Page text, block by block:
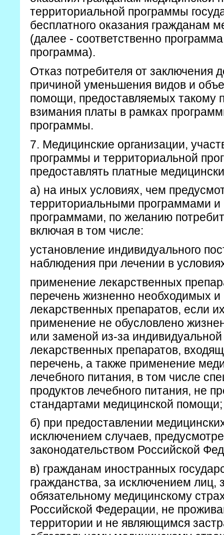
территориальной программы
бесплатного оказания гражданам
(далее - соответственно
программа).
Отказ потребителя от заключения
причиной уменьшения видов и
помощи, предоставляемых такому
взимания платы в рамках
программы.
7. Медицинские организации,
программы и территориальной
предоставлять платные
а) на иных условиях, чем
территориальными программами
программами, по желанию
включая в том числе:
установление индивидуального
наблюдения при лечении в
применение лекарственных
перечень жизненно необходимых
лекарственных препаратов, если
применение не обусловлено
или заменой из-за
лекарственных препаратов,
перечень, а также применение
лечебного питания, в том числе
продуктов лечебного питания, не
стандартами медицинской помощи;
б) при предоставлении
исключением случаев,
законодательством Российской
в) гражданам иностранных
гражданства, за исключением лиц,
обязательному медицинскому
Российской Федерации, не
территории и не являющимся